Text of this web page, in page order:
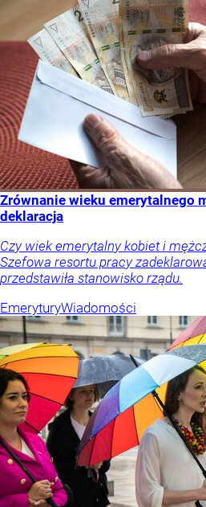
Zrównanie wieku emerytalnego
deklaracja
Czy wiek emerytalny kobiet i
Szefowa resortu pracy
przedstawiła stanowisko rządu.
EmeryturyWiadomości